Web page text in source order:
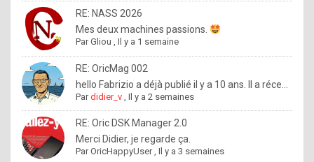
b
y
o
l
e
x
RE: NASS 2026
Mes deux machines passions.
ParGliou ,Il y a 1 semaine
RE: OricMag 002
hello Fabrizio a déjà publié il y a 10 ans. Il a réce...
Pardidier_v ,Il y a 2 semaines
RE: Oric DSK Manager 2.0
Merci Didier, je regarde ça.
ParOricHappyUser,Il y a 3 semaines